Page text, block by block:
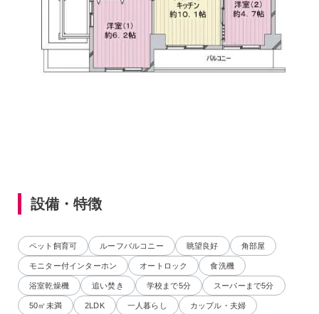
設備・特徴
ペット飼育可 ルーフバルコニー 眺望良好 角部屋
モニター付インターホン オートロック 食洗機
浴室乾燥機 追い焚き 学校まで5分 スーパーまで5分
50㎡未満 2LDK 一人暮らし カップル・夫婦